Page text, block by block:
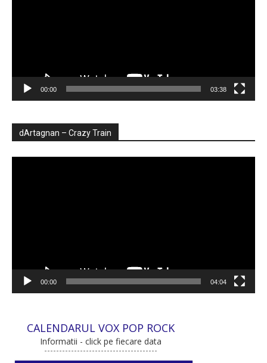
00:00 03:38
dArtagnan – Crazy Train
00:00 04:04
CALENDARUL VOX POP ROCK
Informatii - click pe fiecare data